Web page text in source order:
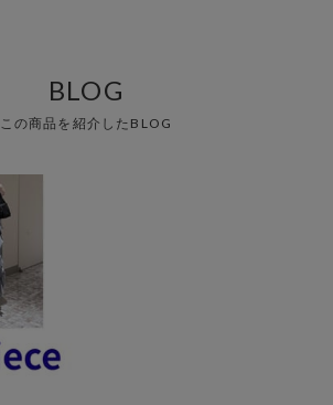
BLOG
この商品を紹介したBLOG